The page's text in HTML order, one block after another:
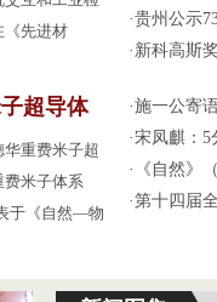
《先进材
超导体
重费米子超
费米子体系
于《自然—物
·贵州公示
· 新科高斯
·施一公寄
·宋凤麒：5
·
《自然》
·第十四届